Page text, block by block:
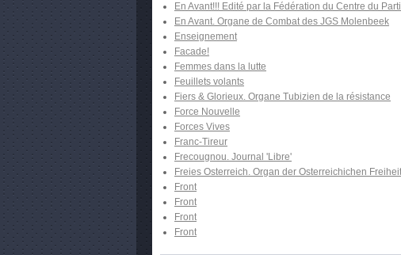
En Avant!!! Edité par la Fédération du Centre du
En Avant. Organe de Combat des JGS Molenbeek
Enseignement
Facade!
Femmes dans la lutte
Feuillets volants
Fiers & Glorieux. Organe Tubizien de la résistance
Force Nouvelle
Forces Vives
Franc-Tireur
Frecougnou. Journal 'Libre'
Freies Osterreich. Organ der Osterreichichen
Front
Front
Front
Front